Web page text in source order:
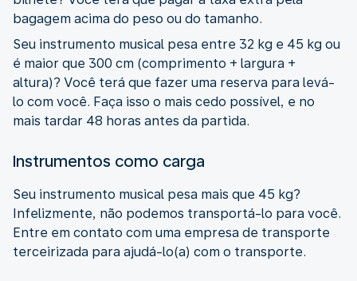
bagagem acima do peso ou do tamanho.
Seu instrumento musical pesa entre 32 kg e 45 kg ou
é maior que 300 cm (comprimento + largura +
altura)? Você terá que fazer uma reserva para levá-
lo com você. Faça isso o mais cedo possível, e no
mais tardar 48 horas antes da partida.
Instrumentos como carga
Seu instrumento musical pesa mais que 45 kg?
Infelizmente, não podemos transportá-lo para você.
Entre em contato com uma empresa de transporte
terceirizada para ajudá-lo(a) com o transporte.